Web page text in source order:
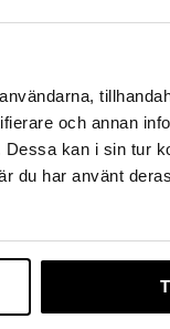
och annan
kan i sin tur
du har använt
kr 39